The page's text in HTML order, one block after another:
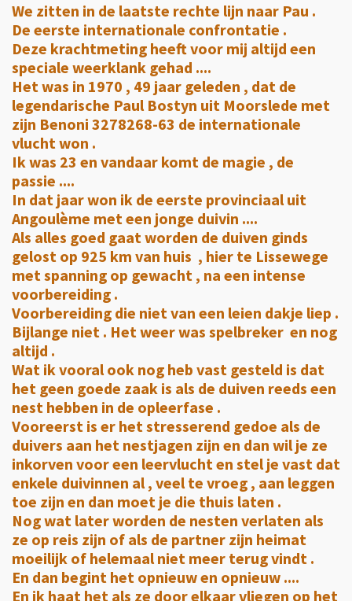
We zitten in de laatste rechte lijn naar Pau .
De eerste internationale confrontatie .
Deze krachtmeting heeft voor mij altijd een
speciale weerklank gehad ....
Het was in 1970 , 49 jaar geleden , dat de
legendarische Paul Bostyn uit Moorslede met
zijn Benoni 3278268-63 de internationale
vlucht won .
Ik was 23 en vandaar komt de magie , de
passie ....
In dat jaar won ik de eerste provinciaal uit
Angoulème met een jonge duivin ....
Als alles goed gaat worden de duiven ginds
gelost op 925 km van huis , hier te Lissewege
met spanning op gewacht , na een intense
voorbereiding .
Voorbereiding die niet van een leien dakje liep .
Bijlange niet . Het weer was spelbreker en nog
altijd .
Wat ik vooral ook nog heb vast gesteld is dat
het geen goede zaak is als de duiven reeds een
nest hebben in de opleerfase .
Vooreerst is er het stresserend gedoe als de
duivers aan het nestjagen zijn en dan wil je ze
inkorven voor een leervlucht en stel je vast dat
enkele duivinnen al , veel te vroeg , aan leggen
toe zijn en dan moet je die thuis laten .
Nog wat later worden de nesten verlaten als
ze op reis zijn of als de partner zijn heimat
moeilijk of helemaal niet meer terug vindt .
En dan begint het opnieuw en opnieuw ....
En ik haat het als ze door elkaar vliegen op het